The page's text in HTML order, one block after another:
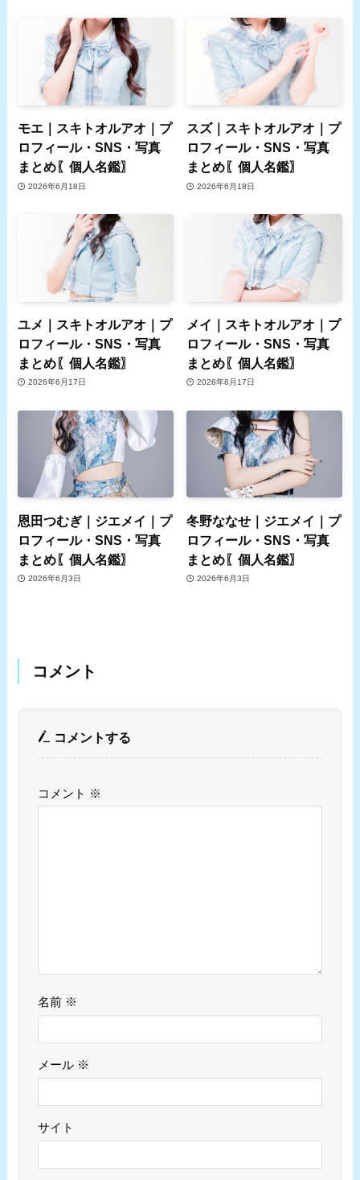
モエ｜スキトオルアオ｜プ
ロフィール・SNS・写真
まとめ〖個人名鑑〗
2026年6月18日
スズ｜スキトオルアオ｜プ
ロフィール・SNS・写真
まとめ〖個人名鑑〗
2026年6月18日
ユメ｜スキトオルアオ｜プ
ロフィール・SNS・写真
まとめ〖個人名鑑〗
2026年6月17日
メイ｜スキトオルアオ｜プ
ロフィール・SNS・写真
まとめ〖個人名鑑〗
2026年6月17日
恩田つむぎ｜ジエメイ｜プ
ロフィール・SNS・写真
まとめ〖個人名鑑〗
2026年6月3日
冬野ななせ｜ジエメイ｜プ
ロフィール・SNS・写真
まとめ〖個人名鑑〗
2026年6月3日
コメント
コメントする
コメント ※
名前 ※
メール ※
サイト